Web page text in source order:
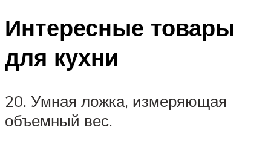
Интересные товары
для кухни
20. Умная ложка, измеряющая
объемный вес.